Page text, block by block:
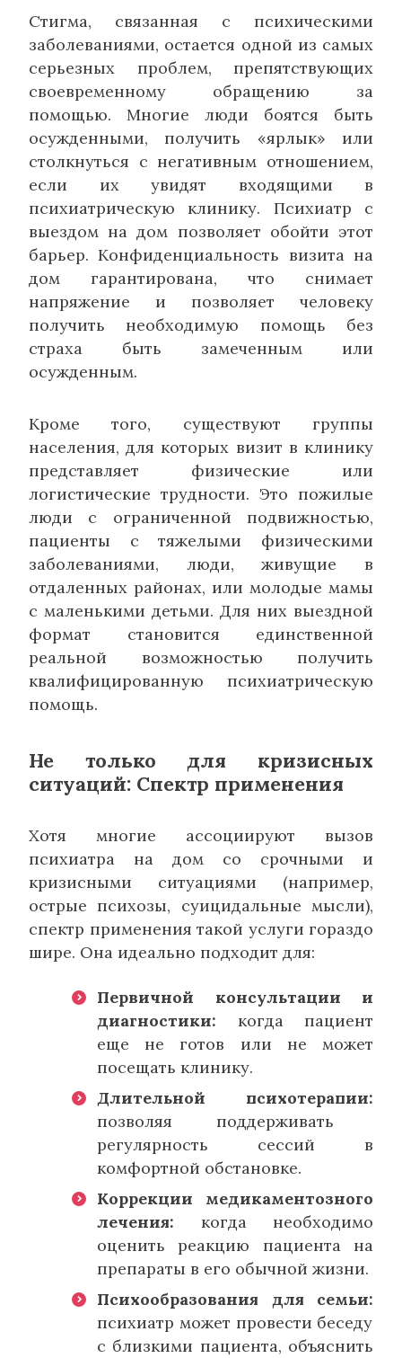
Стигма, связанная с психическими
заболеваниями, остается одной из самых
серьезных проблем, препятствующих
своевременному обращению за
помощью. Многие люди боятся быть
осужденными, получить «ярлык» или
столкнуться с негативным отношением,
если их увидят входящими в
психиатрическую клинику. Психиатр с
выездом на дом позволяет обойти этот
барьер. Конфиденциальность визита на
дом гарантирована, что снимает
напряжение и позволяет человеку
получить необходимую помощь без
страха быть замеченным или
осужденным.
Кроме того, существуют группы
населения, для которых визит в клинику
представляет физические или
логистические трудности. Это пожилые
люди с ограниченной подвижностью,
пациенты с тяжелыми физическими
заболеваниями, люди, живущие в
отдаленных районах, или молодые мамы
с маленькими детьми. Для них выездной
формат становится единственной
реальной возможностью получить
квалифицированную психиатрическую
помощь.
Не только для кризисных
ситуаций: Спектр применения
Хотя многие ассоциируют вызов
психиатра на дом со срочными и
кризисными ситуациями (например,
острые психозы, суицидальные мысли),
спектр применения такой услуги гораздо
шире. Она идеально подходит для:
Первичной консультации и
диагностики: когда пациент
еще не готов или не может
посещать клинику.
Длительной психотерапии:
позволяя поддерживать
регулярность сессий в
комфортной обстановке.
Коррекции медикаментозного
лечения: когда необходимо
оценить реакцию пациента на
препараты в его обычной жизни.
Психообразования для семьи:
психиатр может провести беседу
с близкими пациента, объяснить